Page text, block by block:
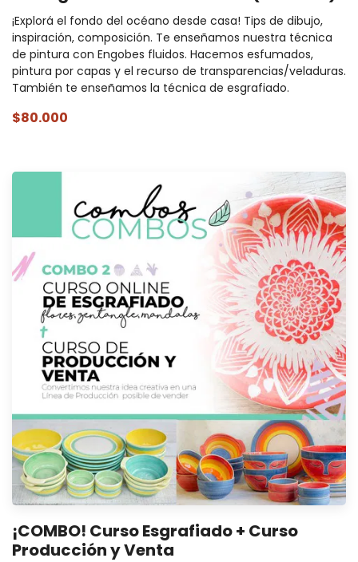
¡Explorá el fondo del océano desde casa! Tips de dibujo,
inspiración, composición. Te enseñamos nuestra técnica
de pintura con Engobes fluidos. Hacemos esfumados,
pintura por capas y el recurso de transparencias/veladuras.
También te enseñamos la técnica de esgrafiado.
$80.000
¡COMBO! Curso Esgrafiado + Curso
Producción y Venta